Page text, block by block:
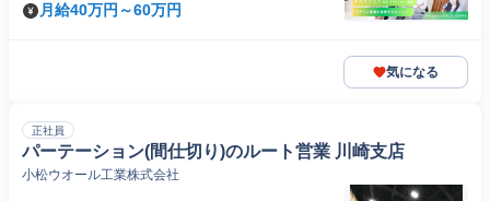
月給40万円～60万円
気になる
正社員
パーテーション(間仕切り)のルート営業 川崎支店
小松ウオール工業株式会社